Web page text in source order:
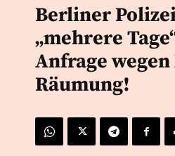
Berliner
„mehrere
Anfrage
Räumung!